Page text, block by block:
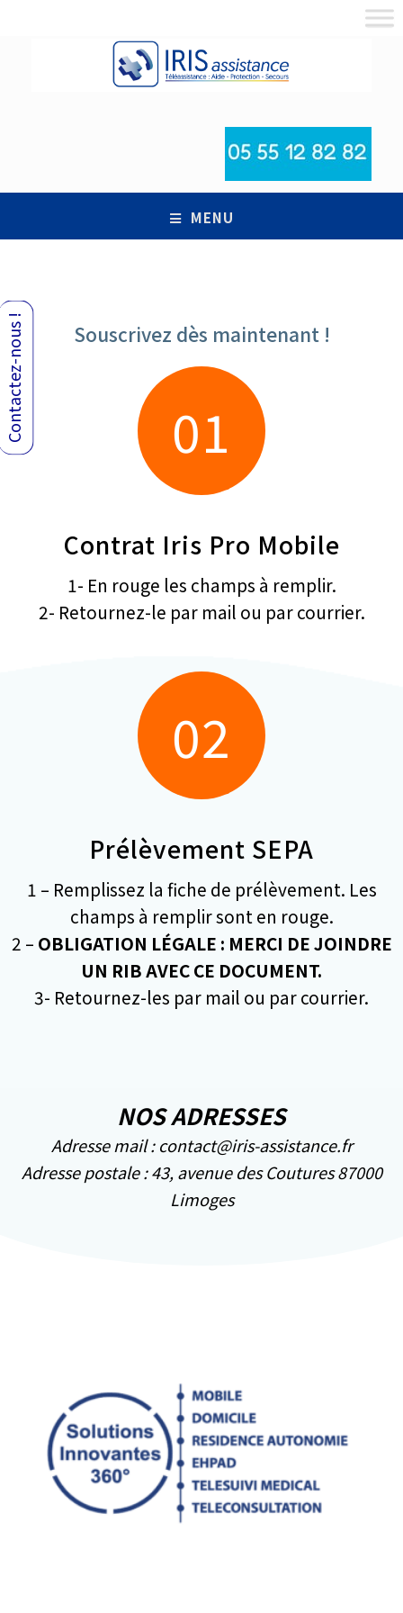
MENU
Souscrivez dès maintenant !
01
Contrat Iris Pro Mobile
1- En rouge les champs à remplir.
2- Retournez-le par mail ou par courrier.
02
Prélèvement SEPA
1 – Remplissez la fiche de prélèvement. Les
champs à remplir sont en rouge.
2 – OBLIGATION LÉGALE : MERCI DE JOINDRE
UN RIB AVEC CE DOCUMENT.
3- Retournez-les par mail ou par courrier.
NOS ADRESSES
Adresse mail : contact@iris-assistance.fr
Adresse postale : 43, avenue des Coutures 87000
Limoges
Contactez-nous !